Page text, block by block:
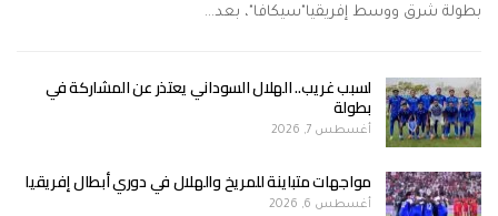
بطولة شرق ووسط إفريقيا"سيكافا"، بعد…
لسبب غريب.. الهلال السوداني يعتذر عن المشاركة في
بطولة
أغسطس 7, 2026
مواجهات متباينة للمريخ والهلال في دوري أبطال إفريقيا
أغسطس 6, 2026